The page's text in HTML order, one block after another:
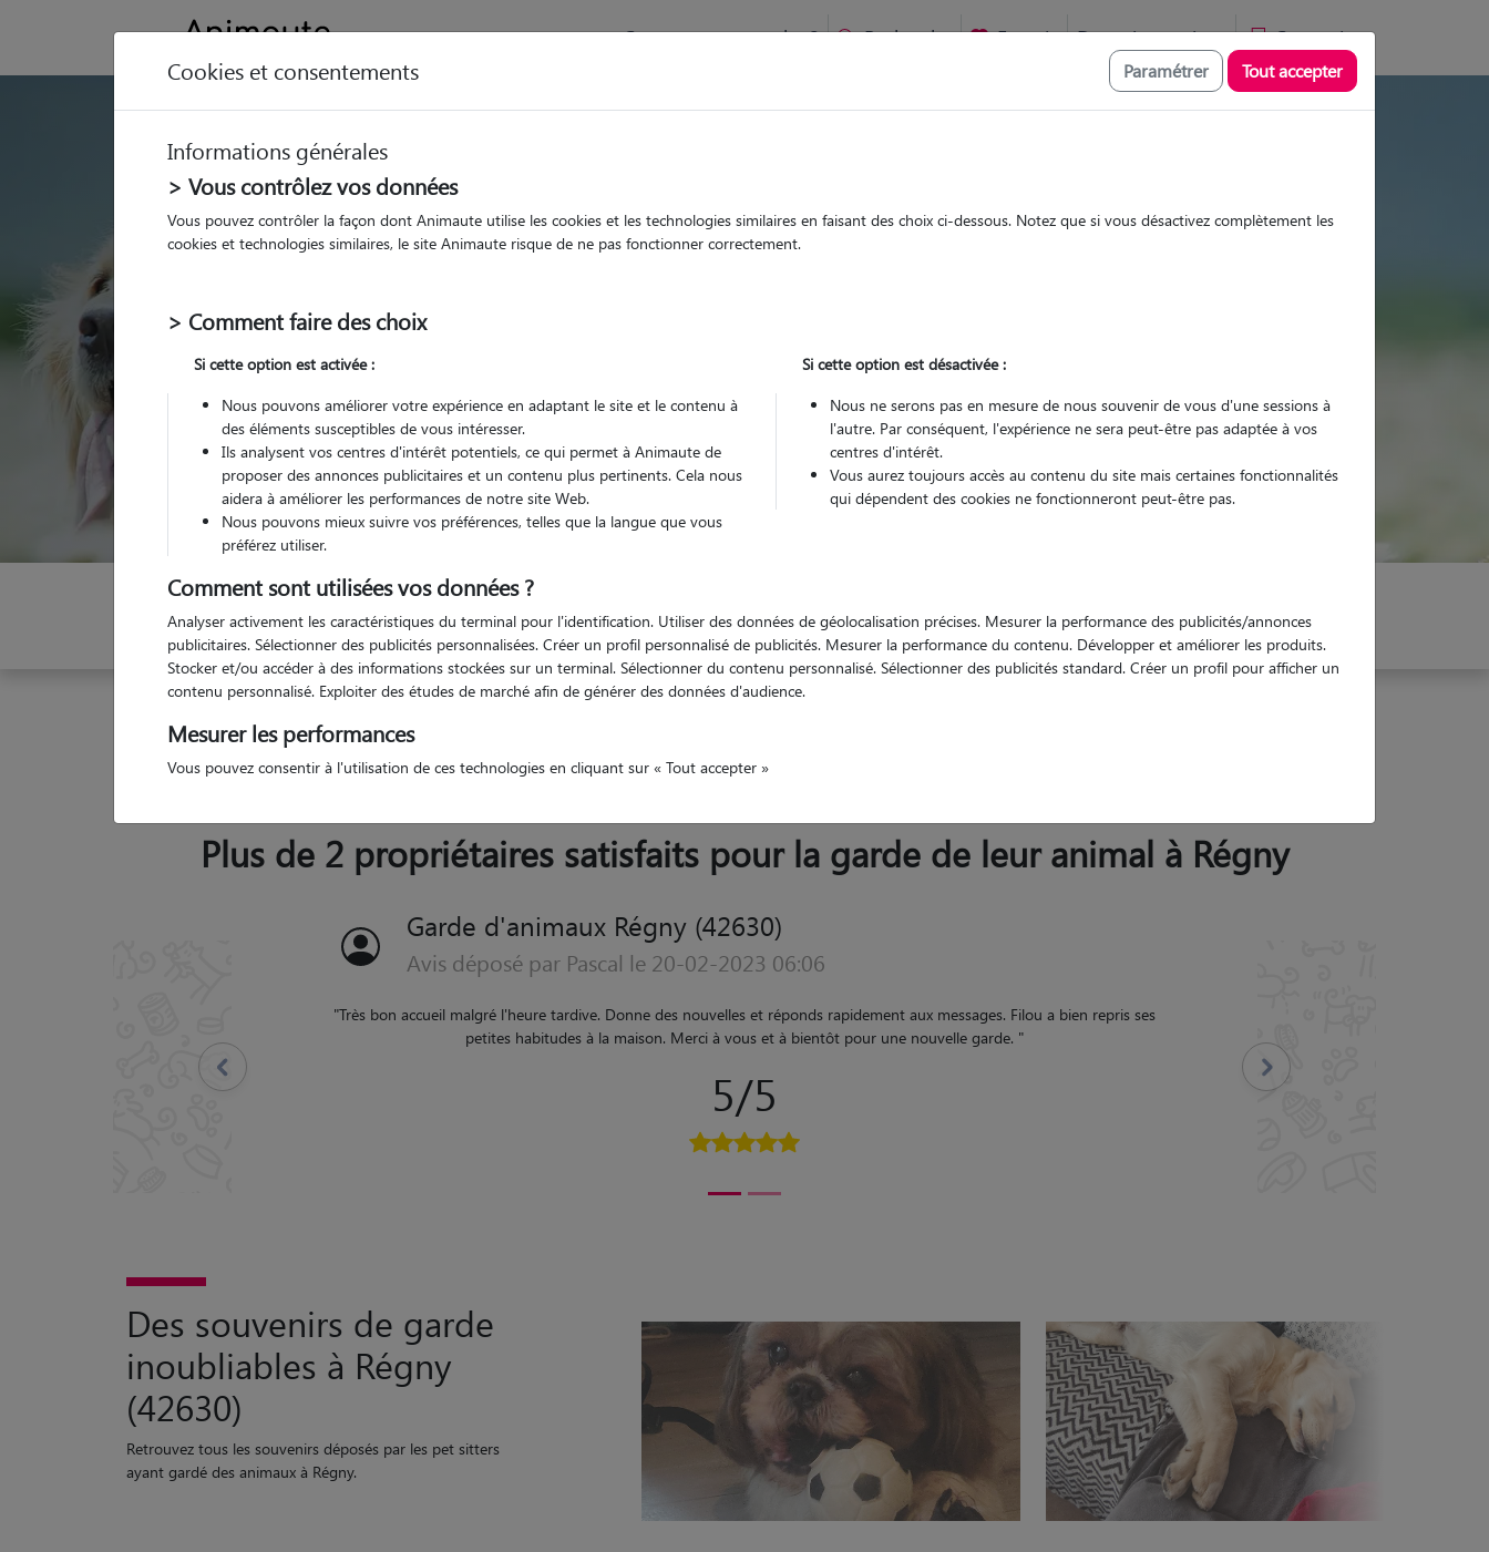
Comment ça marche ? Recherche Favoris Devenir pet sitter Connexion
Trouvez une garde animaux à
Régny
Garde Promenades
Pour quel animal ?
Trouver mon Pet Sitter
Indiquez vos dates
Plus de 2 propriétaires satisfaits pour la garde de leur animal à Régny
Garde d'animaux Régny (42630)
Avis déposé par Oceane le 01-09-2020 04:45
"Pet sitter parfaite et professionnel je recommande vivement Anais !!
Des souvenirs de garde
inoubliables à Régny
(42630)
Retrouvez tous les souvenirs déposés par les pet sitters
ayant gardé des animaux à Régny.
Cookies et consentements Paramétrer Tout accepter
Informations générales
> Vous contrôlez vos données
Vous pouvez contrôler la façon dont Animaute utilise les cookies et les technologies similaires en faisant des choix ci-dessous. Notez que si vous désactivez complètement les
cookies et technologies similaires, le site Animaute risque de ne pas fonctionner correctement.
> Comment faire des choix
Si cette option est activée :
Nous pouvons améliorer votre expérience en adaptant le site et le contenu à
des éléments susceptibles de vous intéresser.
Ils analysent vos centres d'intérêt potentiels, ce qui permet à Animaute de
proposer des annonces publicitaires et un contenu plus pertinents. Cela nous
aidera à améliorer les performances de notre site Web.
Nous pouvons mieux suivre vos préférences, telles que la langue que vous
préférez utiliser.
Si cette option est désactivée :
Nous ne serons pas en mesure de nous souvenir de vous d'une sessions à
l'autre. Par conséquent, l'expérience ne sera peut-être pas adaptée à vos
centres d'intérêt.
Vous aurez toujours accès au contenu du site mais certaines fonctionnalités
qui dépendent des cookies ne fonctionneront peut-être pas.
Comment sont utilisées vos données ?
Analyser activement les caractéristiques du terminal pour l'identification. Utiliser des données de géolocalisation précises. Mesurer la performance des publicités/annonces
publicitaires. Sélectionner des publicités personnalisées. Créer un profil personnalisé de publicités. Mesurer la performance du contenu. Développer et améliorer les produits.
Stocker et/ou accéder à des informations stockées sur un terminal. Sélectionner du contenu personnalisé. Sélectionner des publicités standard. Créer un profil pour afficher un
contenu personnalisé. Exploiter des études de marché afin de générer des données d'audience.
Mesurer les performances
Vous pouvez consentir à l'utilisation de ces technologies en cliquant sur « Tout accepter »